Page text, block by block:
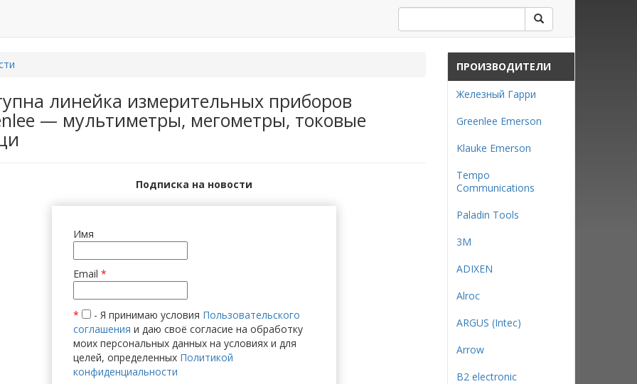
линейка измерительных приборов
— мультиметры, мегометры, токовые
Подписка на новости
Имя
Email *
* - Я принимаю условия Пользовательского
соглашения и даю своё согласие на обработку
моих персональных данных на условиях и для
целей, определенных Политикой
конфиденциальности
ПРОИЗВОДИТЕЛИ
Железный Гарри
Greenlee Emerson
Klauke Emerson
Tempo
Communications
Paladin Tools
3М
ADIXEN
Alroc
ARGUS (Intec)
Arrow
B2 electronic